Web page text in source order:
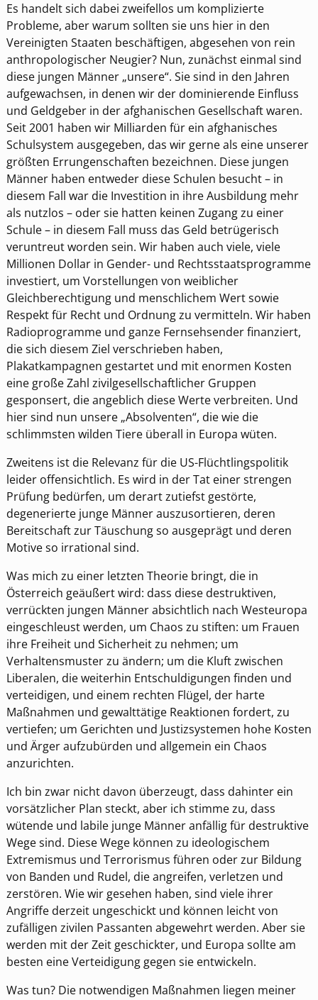
Es handelt sich dabei zweifellos um komplizierte
Probleme, aber warum sollten sie uns hier in den
Vereinigten Staaten beschäftigen, abgesehen von rein
anthropologischer Neugier? Nun, zunächst einmal sind
diese jungen Männer „unsere“. Sie sind in den Jahren
aufgewachsen, in denen wir der dominierende Einfluss
und Geldgeber in der afghanischen Gesellschaft waren.
Seit 2001 haben wir Milliarden für ein afghanisches
Schulsystem ausgegeben, das wir gerne als eine unserer
größten Errungenschaften bezeichnen. Diese jungen
Männer haben entweder diese Schulen besucht – in
diesem Fall war die Investition in ihre Ausbildung mehr
als nutzlos – oder sie hatten keinen Zugang zu einer
Schule – in diesem Fall muss das Geld betrügerisch
veruntreut worden sein. Wir haben auch viele, viele
Millionen Dollar in Gender- und Rechtsstaatsprogramme
investiert, um Vorstellungen von weiblicher
Gleichberechtigung und menschlichem Wert sowie
Respekt für Recht und Ordnung zu vermitteln. Wir haben
Radioprogramme und ganze Fernsehsender finanziert,
die sich diesem Ziel verschrieben haben,
Plakatkampagnen gestartet und mit enormen Kosten
eine große Zahl zivilgesellschaftlicher Gruppen
gesponsert, die angeblich diese Werte verbreiten. Und
hier sind nun unsere „Absolventen“, die wie die
schlimmsten wilden Tiere überall in Europa wüten.
Zweitens ist die Relevanz für die US-Flüchtlingspolitik
leider offensichtlich. Es wird in der Tat einer strengen
Prüfung bedürfen, um derart zutiefst gestörte,
degenerierte junge Männer auszusortieren, deren
Bereitschaft zur Täuschung so ausgeprägt und deren
Motive so irrational sind.
Was mich zu einer letzten Theorie bringt, die in
Österreich geäußert wird: dass diese destruktiven,
verrückten jungen Männer absichtlich nach Westeuropa
eingeschleust werden, um Chaos zu stiften: um Frauen
ihre Freiheit und Sicherheit zu nehmen; um
Verhaltensmuster zu ändern; um die Kluft zwischen
Liberalen, die weiterhin Entschuldigungen finden und
verteidigen, und einem rechten Flügel, der harte
Maßnahmen und gewalttätige Reaktionen fordert, zu
vertiefen; um Gerichten und Justizsystemen hohe Kosten
und Ärger aufzubürden und allgemein ein Chaos
anzurichten.
Ich bin zwar nicht davon überzeugt, dass dahinter ein
vorsätzlicher Plan steckt, aber ich stimme zu, dass
wütende und labile junge Männer anfällig für destruktive
Wege sind. Diese Wege können zu ideologischem
Extremismus und Terrorismus führen oder zur Bildung
von Banden und Rudel, die angreifen, verletzen und
zerstören. Wie wir gesehen haben, sind viele ihrer
Angriffe derzeit ungeschickt und können leicht von
zufälligen zivilen Passanten abgewehrt werden. Aber sie
werden mit der Zeit geschickter, und Europa sollte am
besten eine Verteidigung gegen sie entwickeln.
Was tun? Die notwendigen Maßnahmen liegen meiner